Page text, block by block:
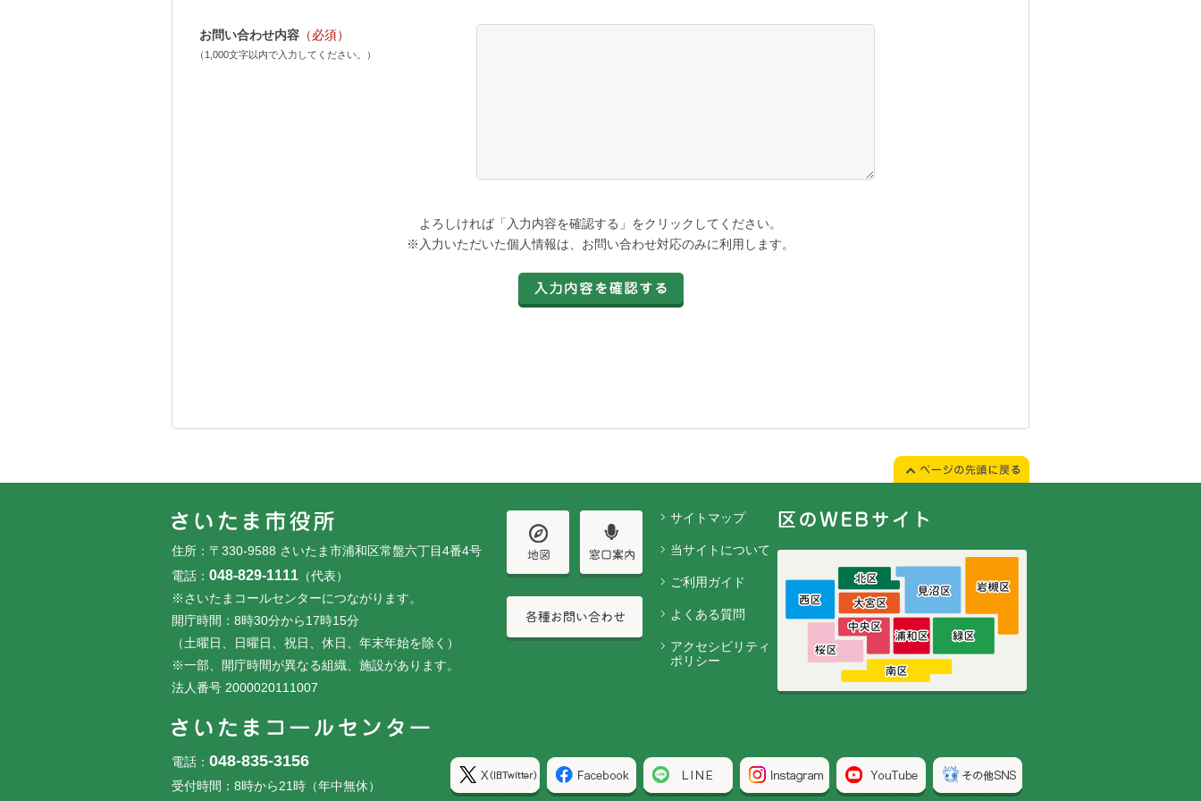
お問い合わせ内容 （必須）
（1,000文字以内で入力してください。）
よろしければ「入力内容を確認する」をクリックしてください。
※入力いただいた個人情報は、お問い合わせ対応のみに利用します。
住所：〒330-9588 さいたま市浦和区常盤六丁目4番4号
電話： 048-829-1111 （代表）
※さいたまコールセンターにつながります。
開庁時間：8時30分から17時15分
（土曜日、日曜日、祝日、休日、年末年始を除く）
※一部、開庁時間が異なる組織、施設があります。
法人番号 2000020111007
電話： 048-835-3156
受付時間：8時から21時（年中無休）
サイトマップ
当サイトについて
ご利用ガイド
よくある質問
アクセシビリティ
ポリシー